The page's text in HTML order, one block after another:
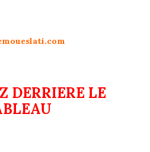
DERRIERE LE